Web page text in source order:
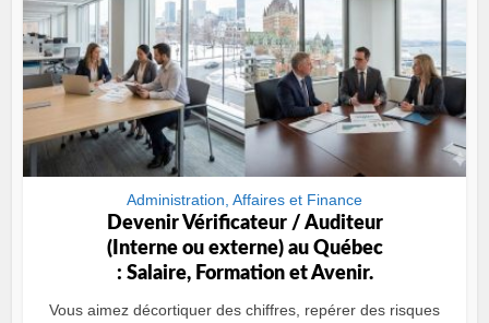
Administration, Affaires et Finance
Devenir Vérificateur / Auditeur
(Interne ou externe) au Québec
: Salaire, Formation et Avenir.
Vous aimez décortiquer des chiffres, repérer des risques